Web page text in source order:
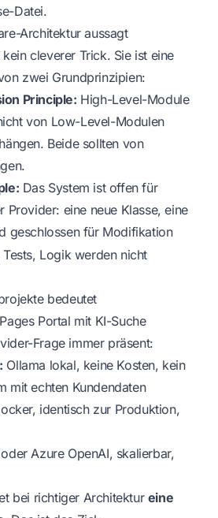
Datei.
Architektur aussagt
cleverer Trick. Sie ist eine
zwei Grundprinzipien:
Principle: High-Level-Module
von Low-Level-Modulen
Beide sollten von
Das System ist offen für
Provider: eine neue Klasse, eine
geschlossen für Modifikation
Logik werden nicht
bedeutet
Portal mit KI-Suche
Frage immer präsent:
Ollama lokal, keine Kosten, kein
mit echten Kundendaten
identisch zur Produktion,
Azure OpenAI, skalierbar,
bei richtiger Architektur eine